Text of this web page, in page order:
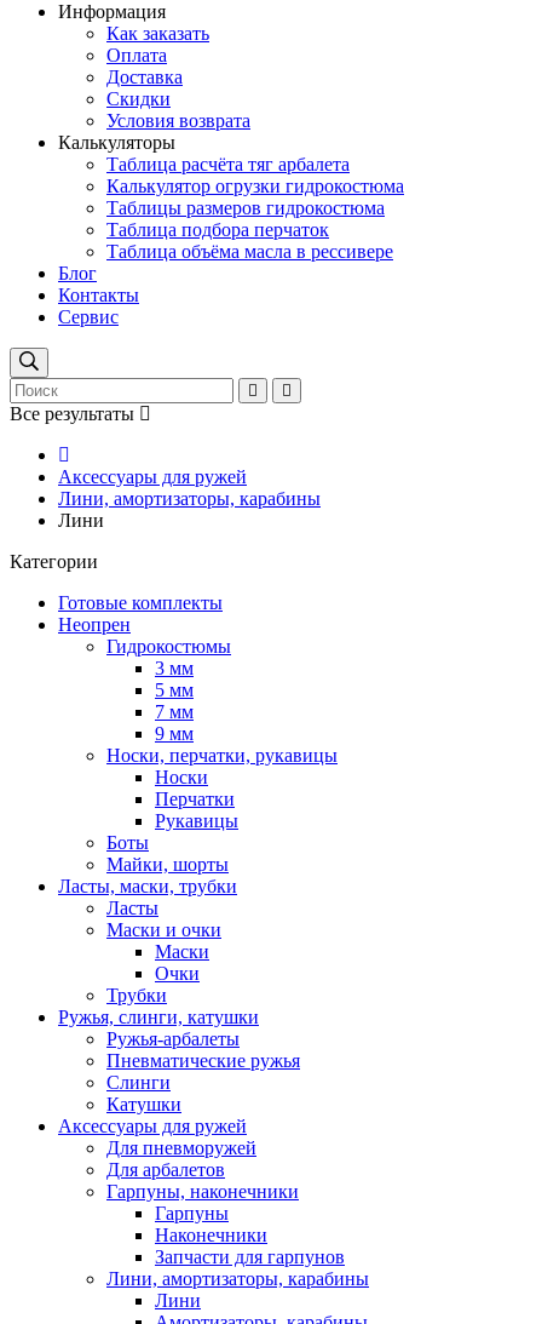
Информация
Как заказать
Оплата
Доставка
Скидки
Условия возврата
Калькуляторы
Таблица расчёта тяг арбалета
Калькулятор огрузки гидрокостюма
Таблицы размеров гидрокостюма
Таблица подбора перчаток
Таблица объёма масла в рессивере
Блог
Контакты
Сервис
Все результаты
Аксессуары для ружей
Лини, амортизаторы, карабины
Лини
Категории
Готовые комплекты
Неопрен
Гидрокостюмы
3 мм
5 мм
7 мм
9 мм
Носки, перчатки, рукавицы
Носки
Перчатки
Рукавицы
Боты
Майки, шорты
Ласты, маски, трубки
Ласты
Маски и очки
Маски
Очки
Трубки
Ружья, слинги, катушки
Ружья-арбалеты
Пневматические ружья
Слинги
Катушки
Аксессуары для ружей
Для пневморужей
Для арбалетов
Гарпуны, наконечники
Гарпуны
Наконечники
Запчасти для гарпунов
Лини, амортизаторы, карабины
Лини